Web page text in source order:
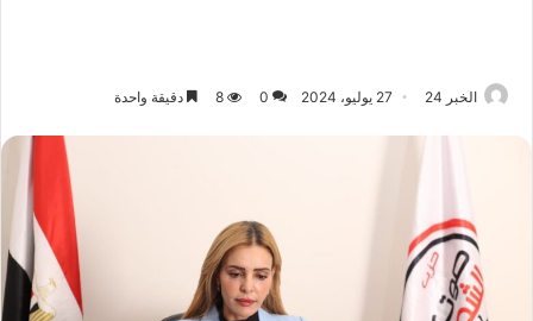
الخبر 24 27 يوليو، 2024 0
8 دقيقة واحدة